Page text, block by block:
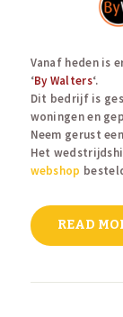
Vanaf heden is
‘By Walters‘.
Dit bedrijf is
woningen en
Neem gerust
Het
webshop
READ